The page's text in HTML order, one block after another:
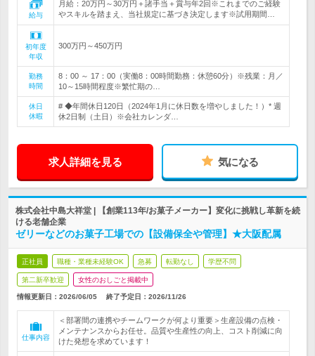
給与
月給：20万円～30万円＋諸手当＋賞与年2回※これまでのご経験
やスキルを踏まえ、当社規定に基づき決定します※試用期間…
初年度
年収
300万円～450万円
勤務
時間
8：00 ～ 17：00（実働8：00時間勤務：休憩60分）※残業：月／
10～15時間程度※繁忙期の…
休日
休暇
# ◆年間休日120日（2024年1月に休日数を増やしました！）* 週
休2日制（土日）※会社カレンダ…
求人詳細を見る 気になる
株式会社中島大祥堂 | 【創業113年/お菓子メーカー】変化に挑戦し革新を続
ける老舗企業
ゼリーなどのお菓子工場での【設備保全や管理】★大阪配属
正社員 職種・業種未経験OK 急募 転勤なし 学歴不問
第二新卒歓迎 女性のおしごと掲載中
情報更新日：2026/06/05 終了予定日： 2026/11/26
仕事内容
＜部署間の連携やチームワークが何より重要＞生産設備の点検・
メンテナンスからお任せ。品質や生産性の向上、コスト削減に向
けた発想を求めています！